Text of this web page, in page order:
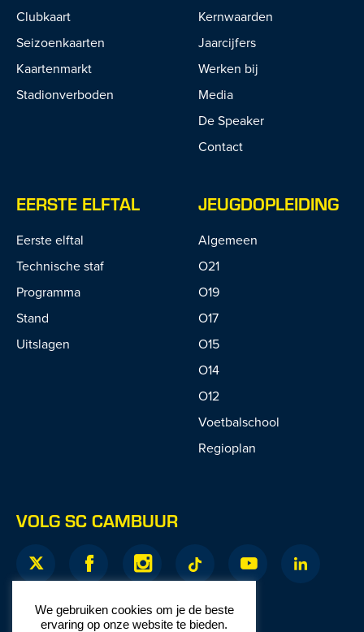
Clubkaart
Seizoenkaarten
Kaartenmarkt
Stadionverboden
Kernwaarden
Jaarcijfers
Werken bij
Media
De Speaker
Contact
EERSTE ELFTAL
Eerste elftal
Technische staf
Programma
Stand
Uitslagen
JEUGDOPLEIDING
Algemeen
O21
O19
O17
O15
O14
O12
Voetbalschool
Regioplan
VOLG SC CAMBUUR
We gebruiken cookies om je de beste
ervaring op onze website te bieden.